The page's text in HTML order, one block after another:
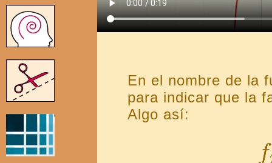
En el nombre de la
para indicar que la
Algo así: